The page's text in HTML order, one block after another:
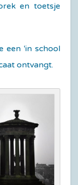
en toetsje
een 'in school
ontvangt.